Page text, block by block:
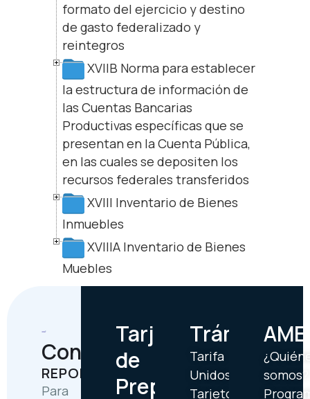
formato del ejercicio y destino
de gasto federalizado y
reintegros
XVIIB Norma para establecer
la estructura de información de
las Cuentas Bancarias
Productivas específicas que se
presentan en la Cuenta Pública,
en las cuales se depositen los
recursos federales transferidos
XVIII Inventario de Bienes
Inmuebles
XVIIIA Inventario de Bienes
Muebles
Contáctanos
REPORTES
Para
Tarjetas
de
Prepago
Trámites
Tarifa
Unidos
Tarjetón
somos?